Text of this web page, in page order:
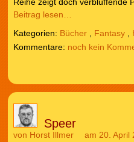
Reihe zeigt doch verblüffende
Beitrag lesen…
Kategorien: Bücher, Fantasy,
noch kein
Speer
von Horst Illmer am 20. April